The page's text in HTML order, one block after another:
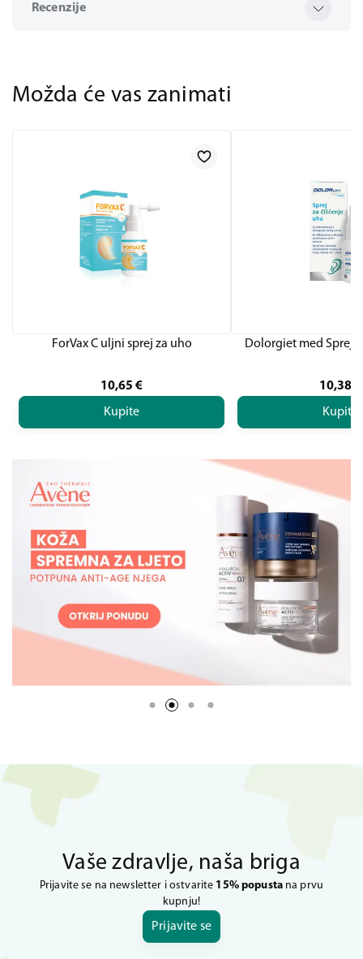
Recenzije
Možda će vas zanimati
ForVax C uljni sprej za uho
10,65 €
Kupite
Dolorgiet med Sprej
10,38
Kupite
Vaše zdravlje, naša briga
Prijavite se na newsletter i ostvarite 15% popustana prvu
kupnju!
Prijavite se